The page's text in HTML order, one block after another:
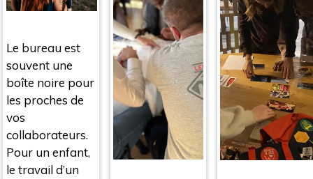
Le bureau est
souvent une
boîte noire pour
les proches de
vos
collaborateurs.
Pour un enfant,
le travail d’un